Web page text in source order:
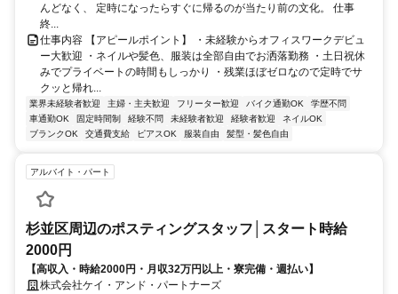
んどなく、 定時になったらすぐに帰るのが当たり前の文化。 仕事
終...
仕事内容 【アピールポイント】 ・未経験からオフィスワークデビュ
ー大歓迎 ・ネイルや髪色、服装は全部自由でお洒落勤務 ・土日祝休
みでプライベートの時間もしっかり ・残業ほぼゼロなので定時でサ
クッと帰れ...
業界未経験者歓迎 主婦・主夫歓迎 フリーター歓迎 バイク通勤OK
学歴不問
車通勤OK
固定時間制 経験不問 未経験者歓迎 経験者歓迎
ネイルOK
ブランクOK
交通費支給 ピアスOK 服装自由 髪型・髪色自由
アルバイト・パート
杉並区周辺のポスティングスタッフ│スタート時給
2000円
【高収入・時給2000円・月収32万円以上・寮完備・週払い】
株式会社ケイ・アンド・パートナーズ